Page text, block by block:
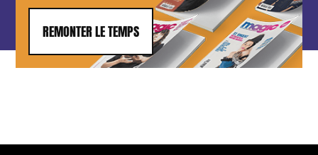
REMONTER LE TEMPS